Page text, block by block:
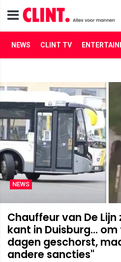
NEWS CLINT TV
NEWS
Chauffeur van De
kant in Duisburg...
dagen geschorst,
andere sancties"